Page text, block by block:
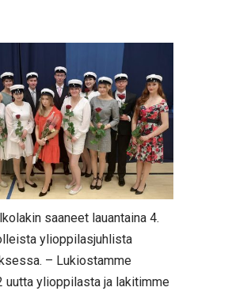
saaneet lauantaina 4.
ylioppilasjuhlista
– Lukiostamme
uutta ylioppilasta ja lakitimme